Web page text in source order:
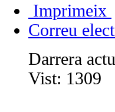
Imprimeix
Correu
Darrera
Vist: 1309